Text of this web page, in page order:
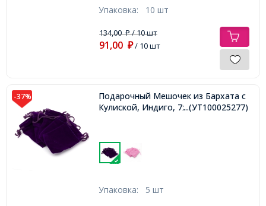
Упаковка: 10 шт
134,00₽/ 10 шт
91,00 ₽/ 10 шт
-37%
Подарочный Мешочек из Бархата с
Кулиской, Индиго, 7х5см,...(УТ100025277)
Упаковка: 5 шт